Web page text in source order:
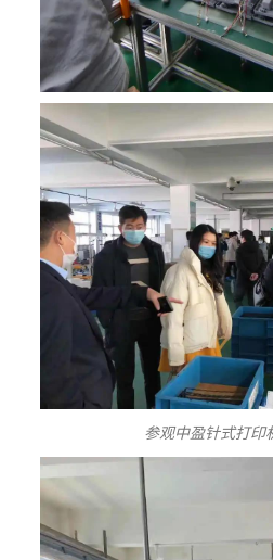
参观中盈针式打印